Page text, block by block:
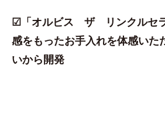
☑「オルビス ザ リンクルセ
感をもったお手入れを体感いた
いから開発